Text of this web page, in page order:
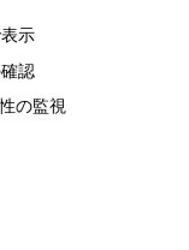
示
認
の監視